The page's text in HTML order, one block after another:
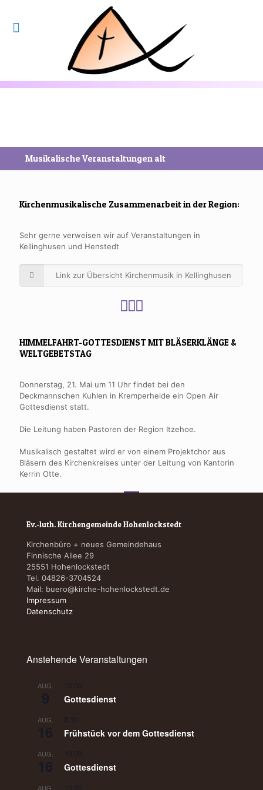
Musikalische Veranstaltungen alt
Kirchenmusikalische Zusammenarbeit in der Region:
Sehr gerne verweisen wir auf Veranstaltungen in
Kellinghusen und Henstedt
Link zur Übersicht Kirchenmusik in Kellinghusen
HIMMELFAHRT-GOTTESDIENST MIT BLÄSERKLÄNGE &
WELTGEBETSTAG
Donnerstag, 21. Mai um 11 Uhr findet bei den
Deckmannschen Kuhlen in Kremperheide ein Open Air
Gottesdienst statt.
Die Leitung haben Pastoren der Region Itzehoe.
Musikalisch gestaltet wird er von einem Projektchor aus
Bläsern des Kirchenkreises unter der Leitung von Kantorin
Kerrin Otte.
Ev.-luth. Kirchengemeinde Hohenlockstedt
Kirchenbüro + neues Gemeindehaus
Finnische Allee 29
25551 Hohenlockstedt
Tel. 04826-3704524
Mail: buero@kirche-hohenlockstedt.de
Impressum
Datenschutz
Anstehende Veranstaltungen
AUG.
9
10:00
Gottesdienst
AUG.
16
8:30
Frühstück vor dem Gottesdienst
AUG.
16
10:00
Gottesdienst
AUG. 15:00